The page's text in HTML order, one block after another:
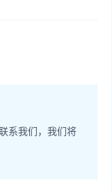
系我们，我们将